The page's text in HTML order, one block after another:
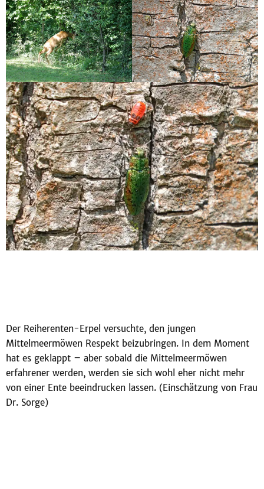
Der Reiherenten-Erpel versuchte, den jungen
Mittelmeermöwen Respekt beizubringen. In dem Moment
hat es geklappt – aber sobald die Mittelmeermöwen
erfahrener werden, werden sie sich wohl eher nicht mehr
von einer Ente beeindrucken lassen. (Einschätzung von Frau
Dr. Sorge)